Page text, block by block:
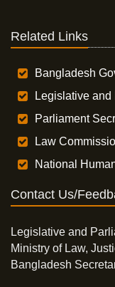
Related Links
Bangladesh
Legislative
Parliament
Law
National
Contact Us/
Legislative and
Ministry of Law,
Bangladesh